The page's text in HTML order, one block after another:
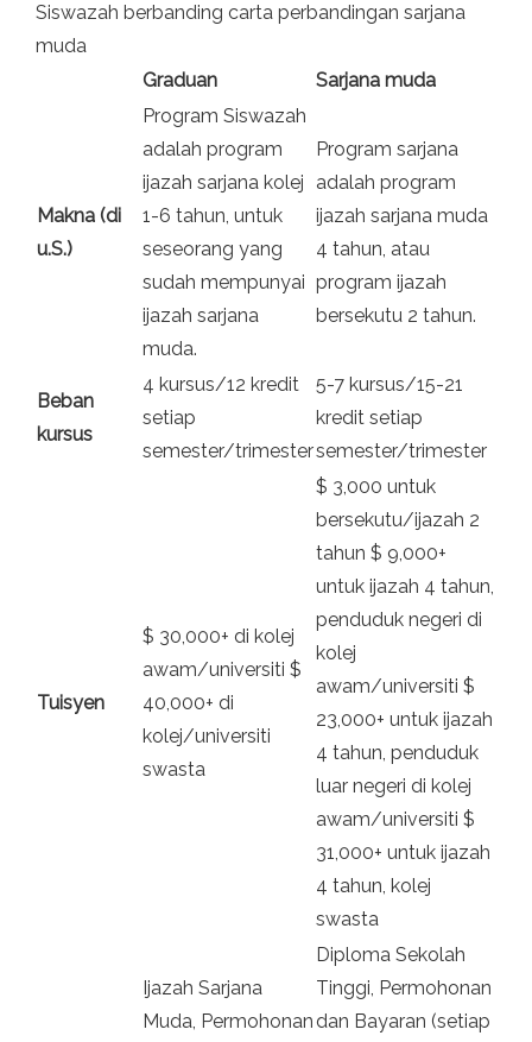
Siswazah berbanding carta perbandingan sarjana
muda
Graduan
Sarjana muda
Makna (di
u.S.)
Program Siswazah
adalah program
ijazah sarjana kolej
1-6 tahun, untuk
seseorang yang
sudah mempunyai
ijazah sarjana
muda.
Program sarjana
adalah program
ijazah sarjana muda
4 tahun, atau
program ijazah
bersekutu 2 tahun.
Beban
kursus
4 kursus/12 kredit
setiap
semester/trimester
5-7 kursus/15-21
kredit setiap
semester/trimester
Tuisyen
$ 30,000+ di kolej
awam/universiti $
40,000+ di
kolej/universiti
swasta
$ 3,000 untuk
bersekutu/ijazah 2
tahun $ 9,000+
untuk ijazah 4 tahun,
penduduk negeri di
kolej
awam/universiti $
23,000+ untuk ijazah
4 tahun, penduduk
luar negeri di kolej
awam/universiti $
31,000+ untuk ijazah
4 tahun, kolej
swasta
Ijazah Sarjana
Muda, Permohonan
Diploma Sekolah
Tinggi, Permohonan
dan Bayaran (setiap